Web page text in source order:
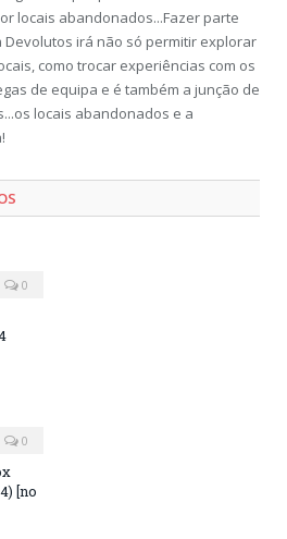
locais abandonados...Fazer parte
Devolutos irá não só permitir explorar
como trocar experiências com os
de equipa e é também a junção de
locais abandonados e a
0
0
[no